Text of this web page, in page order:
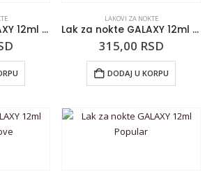
Lak za nokte GALAXY 12ml Nymph
LAKOVI ZA NOKTE
Lak za nokte GALAXY 12ml Mistress
315,00 RSD
DODAJ U KORPU